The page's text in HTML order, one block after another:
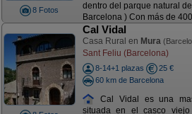
8 Fotos
dentro del parque natural
Barcelona ) Con más de
Cal Vidal
Casa Rural en Mura
Sant Feliu (Barcelona)
8-14+1 plazas
25 €
60 km de Barcelona
Cal Vidal es una
situada en el casco